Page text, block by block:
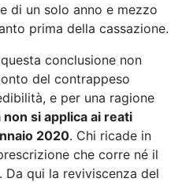
di un solo anno e mezzo
prima della cassazione.
conclusione non
del contrappeso
e per una ragione
si applica ai reati
2020. Chi ricade in
che corre né il
Da qui la reviviscenza del